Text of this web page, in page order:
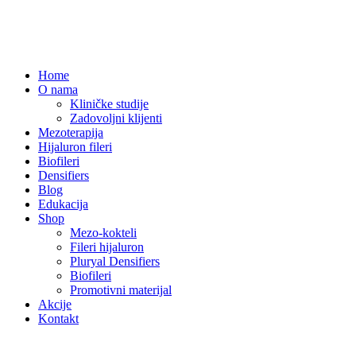
Home
O nama
Kliničke studije
Zadovoljni klijenti
Mezoterapija
Hijaluron fileri
Biofileri
Densifiers
Blog
Edukacija
Shop
Mezo-kokteli
Fileri hijaluron
Pluryal Densifiers
Biofileri
Promotivni materijal
Akcije
Kontakt